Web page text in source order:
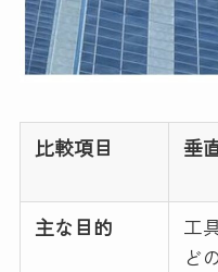
比較項目 垂
主な目的
工
ど